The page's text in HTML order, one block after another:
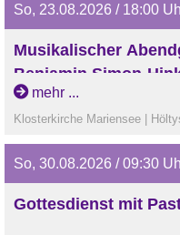
So, 23.08.2026 / 18:00
Musikalischer
Benjamin Simon-
mehr ...
Klosterkirche Mariensee |
So, 30.08.2026 / 09:30
Gottesdienst mit